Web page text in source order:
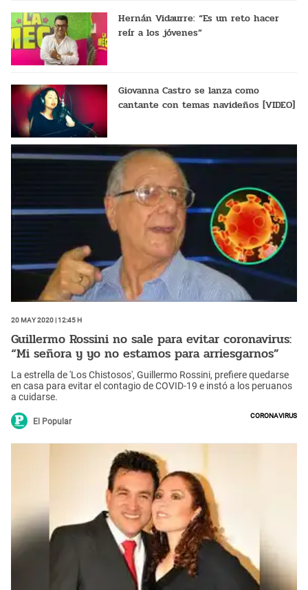
Hernán Vidaurre: “Es un reto hacer
reír a los jóvenes”
Giovanna Castro se lanza como
cantante con temas navideños [VIDEO]
20 May 2020 | 12:45 h
Guillermo Rossini no sale para evitar coronavirus:
“Mi señora y yo no estamos para arriesgarnos”
La estrella de 'Los Chistosos', Guillermo Rossini, prefiere quedarse
en casa para evitar el contagio de COVID-19 e instó a los peruanos
a cuidarse.
El Popular
Coronavirus